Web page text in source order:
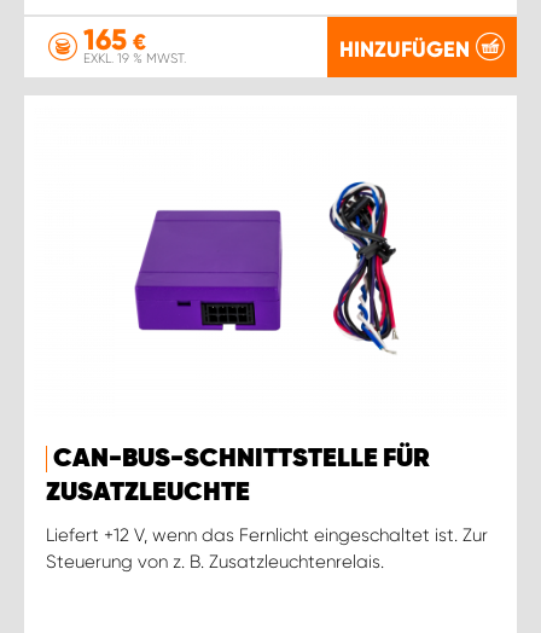
165 €
EXKL. 19 % MWST. HINZUFÜGEN
CAN-BUS-SCHNITTSTELLE FÜR
ZUSATZLEUCHTE
Liefert +12 V, wenn das Fernlicht eingeschaltet ist. Zur
Steuerung von z. B. Zusatzleuchtenrelais.